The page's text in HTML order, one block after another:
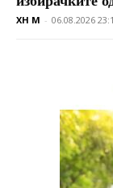
XH M - 06.08.2026